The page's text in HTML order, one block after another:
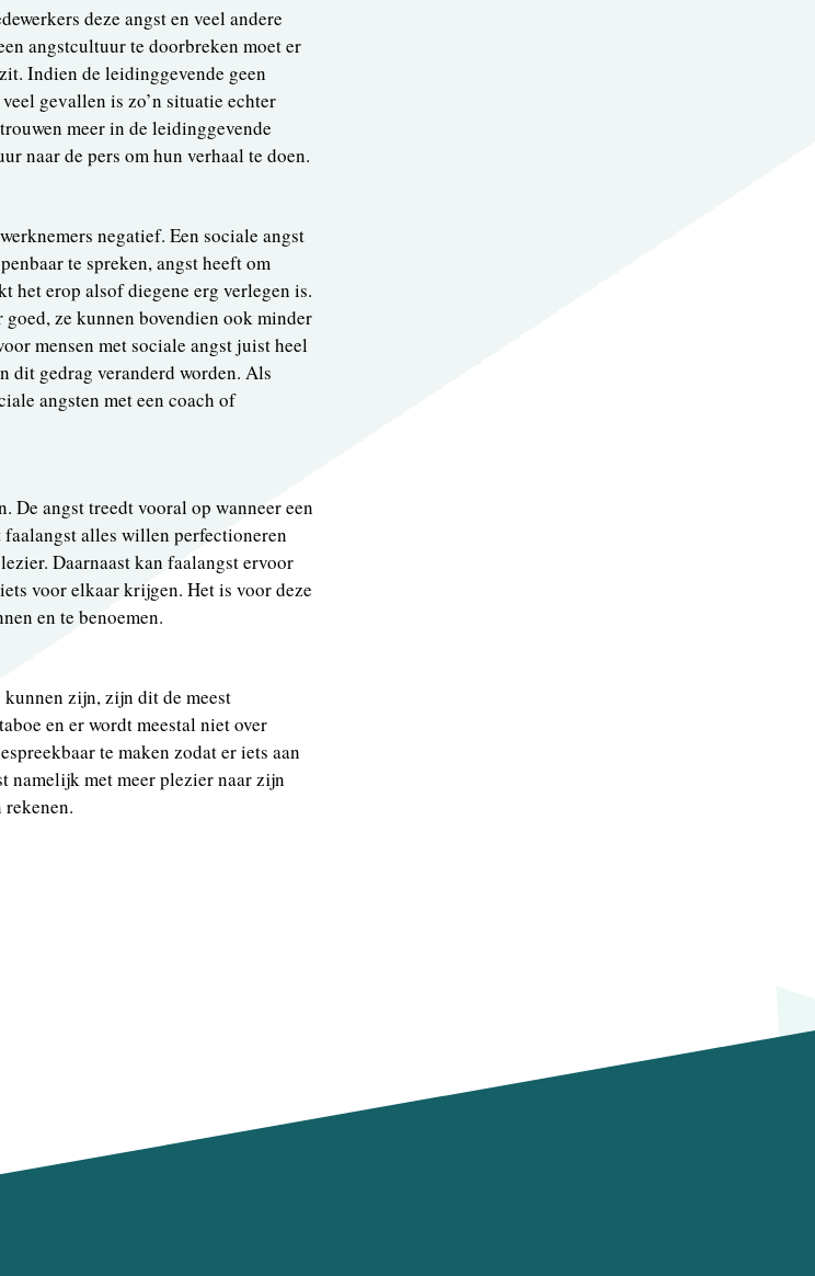
deze angst en veel andere
angstcultuur te doorbreken moet er
Indien de leidinggevende geen
gevallen is zo’n situatie echter
meer in de leidinggevende
naar de pers om hun verhaal te doen.
negatief. Een sociale angst
te spreken, angst heeft om
het erop alsof diegene erg verlegen is.
ze kunnen bovendien ook minder
mensen met sociale angst juist heel
dit gedrag veranderd worden. Als
angsten met een coach of
De angst treedt vooral op wanneer een
alles willen perfectioneren
Daarnaast kan faalangst ervoor
voor elkaar krijgen. Het is voor deze
en te benoemen.
zijn, zijn dit de meest
en er wordt meestal niet over
te maken zodat er iets aan
namelijk met meer plezier naar zijn
rekenen.